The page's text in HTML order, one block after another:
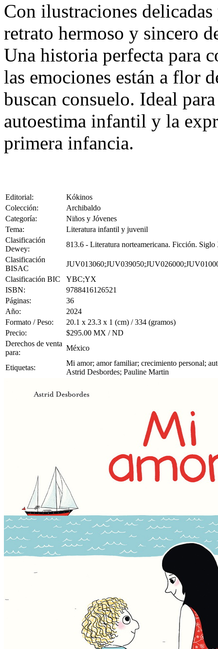
Con ilustraciones
retrato hermoso y sincero
Una historia perfecta para
las emociones están a flor
buscan consuelo. Ideal
autoestima infantil y la
primera infancia.
Editorial:
Kókinos
Colección:
Archibaldo
Categoría:
Niños y Jóvenes
Tema:
Literatura infantil y juvenil
Clasificación
Dewey:
813.6 - Literatura norteamericana. Ficción.
Clasificación
BISAC
Clasificación BIC
YBC;YX
ISBN:
9788416126521
Páginas:
36
Año:
2024
Formato / Peso:
20.1 x 23.3 x 1 (cm) / 334 (gramos)
Precio:
$295.00 MX / ND
Derechos de venta
para:
México
Etiquetas:
Mi amor; amor familiar; crecimiento personal;
Astrid Desbordes; Pauline Martin